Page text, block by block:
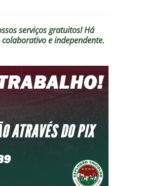
serviços gratuitos!Há
e independente.